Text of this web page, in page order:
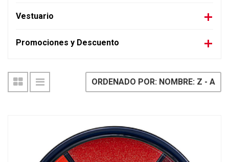
Vestuario
Promociones y Descuento
ORDENADO POR: NOMBRE: Z - A